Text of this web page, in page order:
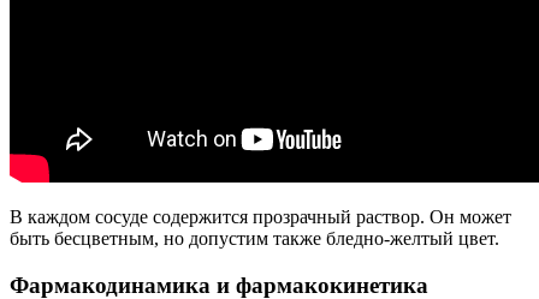
В каждом сосуде содержится прозрачный раствор. Он может
быть бесцветным, но допустим также бледно-желтый цвет.
Фармакодинамика и фармакокинетика